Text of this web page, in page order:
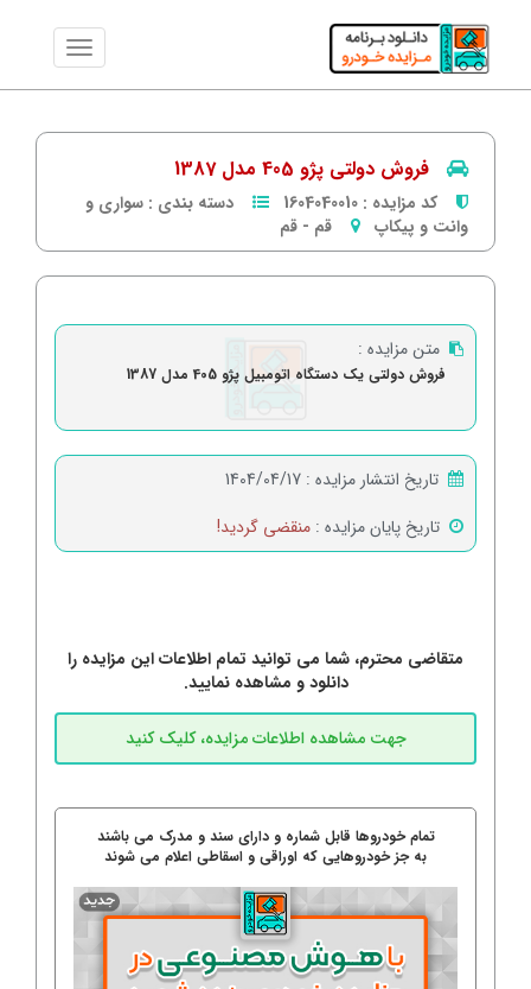
فروش دولتی پژو 405 مدل 1387
کد مزایده : 1604040010 دسته بندی : سواری و
وانت و پیکاپ
قم - قم
متن مزایده :
فروش دولتی یک دستگاه اتومبیل پژو 405 مدل 1387
تاریخ انتشار مزایده : 1404/04/17
تاریخ پایان مزایده : منقضی گردید!
متقاضی محترم، شما می توانید تمام اطلاعات این مزایده را
دانلود و مشاهده نمایید.
تمام خودروها قابل شماره و دارای سند و مدرک می باشند
به جز خودروهایی که اوراقی و اسقاطی اعلام می شوند